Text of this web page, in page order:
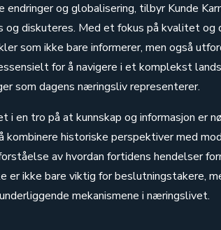
endringer og globalisering, tilbyr Kunde
og diskuteres. Med et fokus på kvalitet og
som ikke bare informerer, men også
for å navigere i et komplekst
som dagens næringsliv representerer.
i en tro på at kunnskap og informasjon er
kombinere historiske perspektiver med
av hvordan fortidens hendelser
er ikke bare viktig for beslutningstakere,
mekanismene i næringslivet.